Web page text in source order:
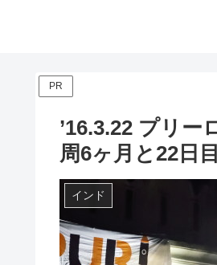
PR
’16.3.22 プリ
周6ヶ月と22日目
インド